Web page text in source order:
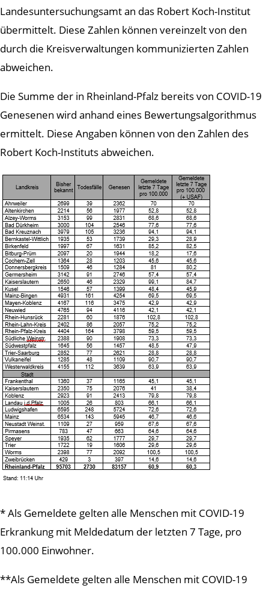
Landesuntersuchungsamt an das Robert Koch-Institut
übermittelt. Diese Zahlen können vereinzelt von den
durch die Kreisverwaltungen kommunizierten Zahlen
abweichen.
Die Summe der in Rheinland-Pfalz bereits von COVID-19
Genesenen wird anhand eines Bewertungsalgorithmus
ermittelt. Diese Angaben können von den Zahlen des
Robert Koch-Instituts abweichen.
* Als Gemeldete gelten alle Menschen mit COVID-19
Erkrankung mit Meldedatum der letzten 7 Tage, pro
100.000 Einwohner.
**Als Gemeldete gelten alle Menschen mit COVID-19